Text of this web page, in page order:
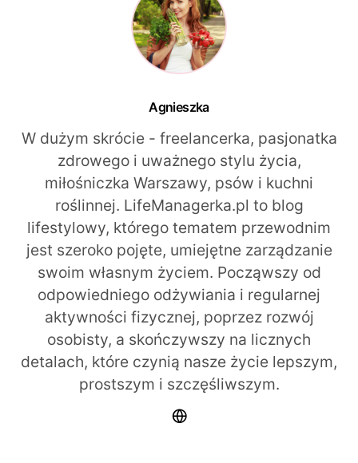
Agnieszka
W dużym skrócie - freelancerka, pasjonatka
zdrowego i uważnego stylu życia,
miłośniczka Warszawy, psów i kuchni
roślinnej. LifeManagerka.pl to blog
lifestylowy, którego tematem przewodnim
jest szeroko pojęte, umiejętne zarządzanie
swoim własnym życiem. Począwszy od
odpowiedniego odżywiania i regularnej
aktywności fizycznej, poprzez rozwój
osobisty, a skończywszy na licznych
detalach, które czynią nasze życie lepszym,
prostszym i szczęśliwszym.